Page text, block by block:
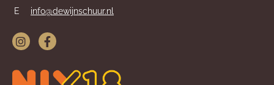
E
info@dewijnschuur.nl